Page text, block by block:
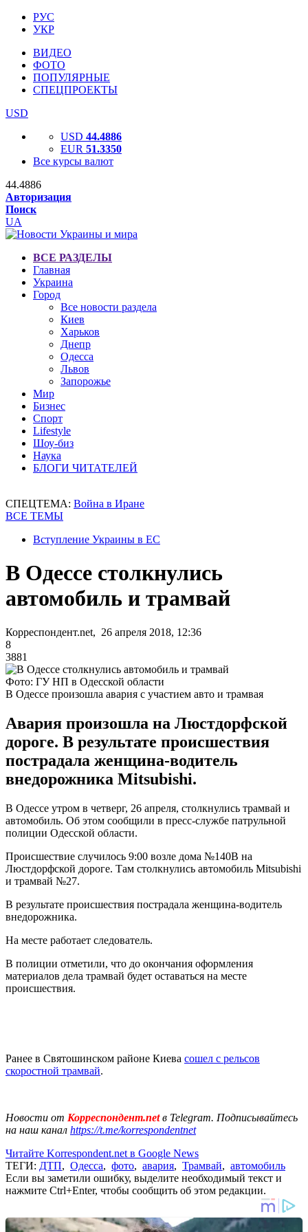
РУС
УКР
ВИДЕО
ФОТО
ПОПУЛЯРНЫЕ
СПЕЦПРОЕКТЫ
USD
USD 44.4886
EUR 51.3350
Все курсы валют
44.4886
Авторизация
Поиск
UA
ВСЕ РАЗДЕЛЫ
Главная
Украина
Город
Все новости раздела
Киев
Харьков
Днепр
Одесса
Львов
Запорожье
Мир
Бизнес
Спорт
Lifestyle
Шоу-биз
Наука
БЛОГИ ЧИТАТЕЛЕЙ
СПЕЦТЕМА: Война в Иране
ВСЕ ТЕМЫ
Вступление Украины в ЕС
В Одессе столкнулись
автомобиль и трамвай
Корреспондент.net, 26 апреля 2018, 12:36
8
3881
Фото: ГУ НП в Одесской области
В Одессе произошла авария с участием авто и трамвая
Авария произошла на Люстдорфской
дороге. В результате происшествия
пострадала женщина-водитель
внедорожника Mitsubishi.
В Одессе утром в четверг, 26 апреля, столкнулись трамвай и
автомобиль. Об этом сообщили в пресс-службе патрульной
полиции Одесской области.
Происшествие случилось 9:00 возле дома №140В на
Люстдорфской дороге. Там столкнулись автомобиль Mitsubishi
и трамвай №27.
В результате происшествия пострадала женщина-водитель
внедорожника.
На месте работает следователь.
В полиции отметили, что до окончания оформления
материалов дела трамвай будет оставаться на месте
происшествия.
Ранее в Святошинском районе Киева сошел с рельсов
скоростной трамвай.
Новости от Корреспондент.netв Telegram. Подписывайтесь
на наш канал https://t.me/korrespondentnet
Читайте Korrespondent.net в Google News
ТЕГИ: ДТП, Одесса, фото, авария, Трамвай, автомобиль
Если вы заметили ошибку, выделите необходимый текст и
нажмите Ctrl+Enter, чтобы сообщить об этом редакции.